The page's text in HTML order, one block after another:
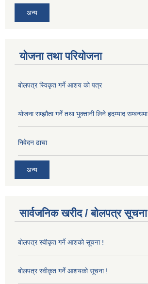
अन्य
योजना तथा परियोजना
बोलपत्र स्विकृत गर्ने आशय को पत्र
योजना सम्झौता गर्ने तथा भुक्तानी लिने हदम्याद सम्बन्धमा
निवेदन ढाचा
अन्य
सार्वजनिक खरीद / बोलपत्र सूचना
बोलपत्र स्वीकृत गर्ने आशको सूचना !
बोलपत्र स्वीकृत गर्ने आशयको सूचना !